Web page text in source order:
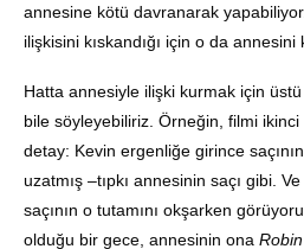
annesine kötü davranarak
ilişkisini kıskandığı için o da annesini
Hatta annesiyle ilişki kurmak için
bile söyleyebiliriz. Örneğin, filmi
detay: Kevin ergenliğe girince
uzatmış –tıpkı annesinin saçı gibi.
saçının o tutamını okşarken
olduğu bir gece, annesinin ona